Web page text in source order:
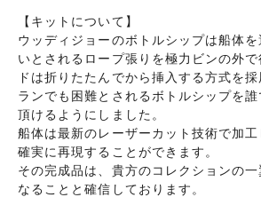
【キットについて】
ウッディジョーのボトルシップは船体
いとされるロープ張りを極力ビンの外
ドは折りたたんでから挿入する方式を
ランでも困難とされるボトルシップを
頂けるようにしました。
船体は最新のレーザーカット技術で加
確実に再現することができます。
その完成品は、貴方のコレクションの
なることと確信しております。